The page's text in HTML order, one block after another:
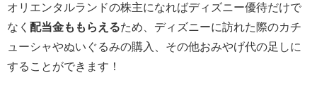
オリエンタルランドの株主になればディズニー優待だけで
なく 配当金ももらえるため、ディズニーに訪れた際のカチ
ューシャやぬいぐるみの購入、その他おみやげ代の足しに
することができます！